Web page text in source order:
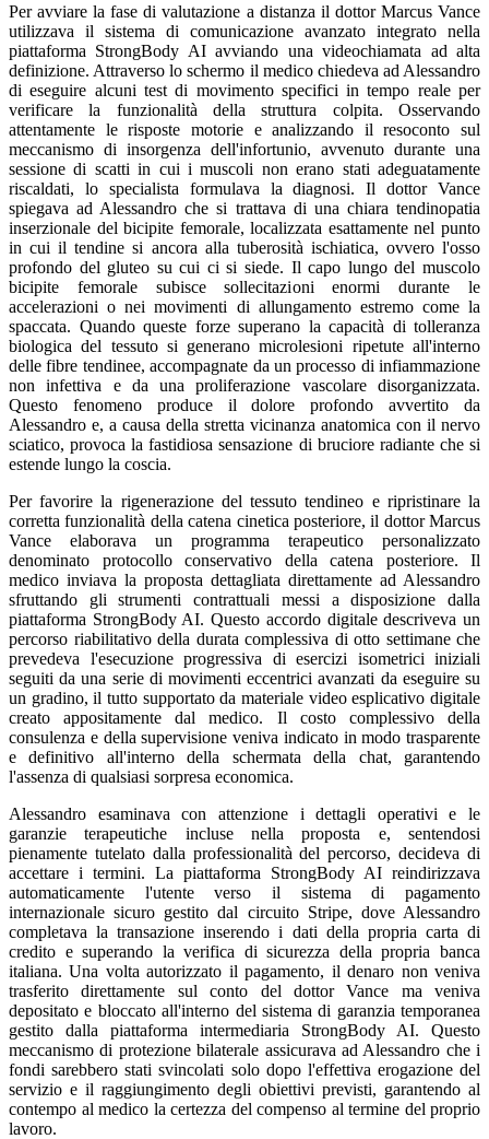
Per avviare la fase di valutazione a distanza il dottor Marcus Vance
utilizzava il sistema di comunicazione avanzato integrato nella
piattaforma StrongBody AI avviando una videochiamata ad alta
definizione. Attraverso lo schermo il medico chiedeva ad Alessandro
di eseguire alcuni test di movimento specifici in tempo reale per
verificare la funzionalità della struttura colpita. Osservando
attentamente le risposte motorie e analizzando il resoconto sul
meccanismo di insorgenza dell'infortunio, avvenuto durante una
sessione di scatti in cui i muscoli non erano stati adeguatamente
riscaldati, lo specialista formulava la diagnosi. Il dottor Vance
spiegava ad Alessandro che si trattava di una chiara tendinopatia
inserzionale del bicipite femorale, localizzata esattamente nel punto
in cui il tendine si ancora alla tuberosità ischiatica, ovvero l'osso
profondo del gluteo su cui ci si siede. Il capo lungo del muscolo
bicipite femorale subisce sollecitazioni enormi durante le
accelerazioni o nei movimenti di allungamento estremo come la
spaccata. Quando queste forze superano la capacità di tolleranza
biologica del tessuto si generano microlesioni ripetute all'interno
delle fibre tendinee, accompagnate da un processo di infiammazione
non infettiva e da una proliferazione vascolare disorganizzata.
Questo fenomeno produce il dolore profondo avvertito da
Alessandro e, a causa della stretta vicinanza anatomica con il nervo
sciatico, provoca la fastidiosa sensazione di bruciore radiante che si
estende lungo la coscia.
Per favorire la rigenerazione del tessuto tendineo e ripristinare la
corretta funzionalità della catena cinetica posteriore, il dottor Marcus
Vance elaborava un programma terapeutico personalizzato
denominato protocollo conservativo della catena posteriore. Il
medico inviava la proposta dettagliata direttamente ad Alessandro
sfruttando gli strumenti contrattuali messi a disposizione dalla
piattaforma StrongBody AI. Questo accordo digitale descriveva un
percorso riabilitativo della durata complessiva di otto settimane che
prevedeva l'esecuzione progressiva di esercizi isometrici iniziali
seguiti da una serie di movimenti eccentrici avanzati da eseguire su
un gradino, il tutto supportato da materiale video esplicativo digitale
creato appositamente dal medico. Il costo complessivo della
consulenza e della supervisione veniva indicato in modo trasparente
e definitivo all'interno della schermata della chat, garantendo
l'assenza di qualsiasi sorpresa economica.
Alessandro esaminava con attenzione i dettagli operativi e le
garanzie terapeutiche incluse nella proposta e, sentendosi
pienamente tutelato dalla professionalità del percorso, decideva di
accettare i termini. La piattaforma StrongBody AI reindirizzava
automaticamente l'utente verso il sistema di pagamento
internazionale sicuro gestito dal circuito Stripe, dove Alessandro
completava la transazione inserendo i dati della propria carta di
credito e superando la verifica di sicurezza della propria banca
italiana. Una volta autorizzato il pagamento, il denaro non veniva
trasferito direttamente sul conto del dottor Vance ma veniva
depositato e bloccato all'interno del sistema di garanzia temporanea
gestito dalla piattaforma intermediaria StrongBody AI. Questo
meccanismo di protezione bilaterale assicurava ad Alessandro che i
fondi sarebbero stati svincolati solo dopo l'effettiva erogazione del
servizio e il raggiungimento degli obiettivi previsti, garantendo al
contempo al medico la certezza del compenso al termine del proprio
lavoro.